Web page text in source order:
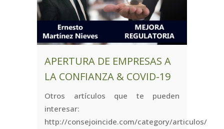
APERTURA DE EMPRESAS A
LA CONFIANZA & COVID-19
Otros artículos que te pueden
interesar:
http://consejoincide.com/category/articulos/